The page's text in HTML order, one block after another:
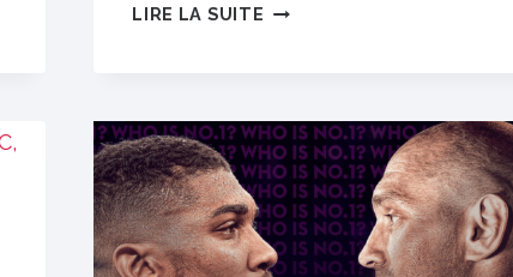
LIRE LA SUITE QUAND
ENSUITE
EN
BOXE